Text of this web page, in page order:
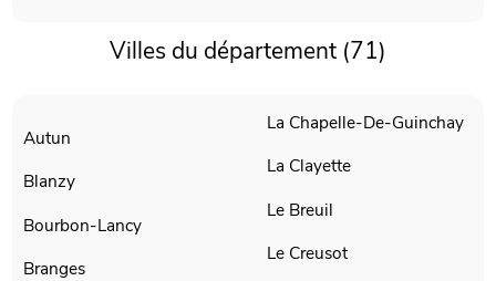
Villes du département (71)
Autun
Blanzy
Bourbon-Lancy
Branges
La Chapelle-De-Guinchay
La Clayette
Le Breuil
Le Creusot